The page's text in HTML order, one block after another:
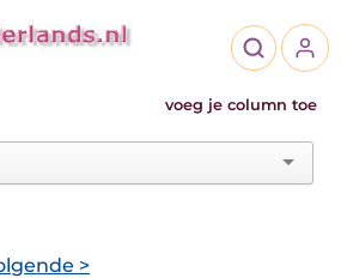
voeg je column toe
>